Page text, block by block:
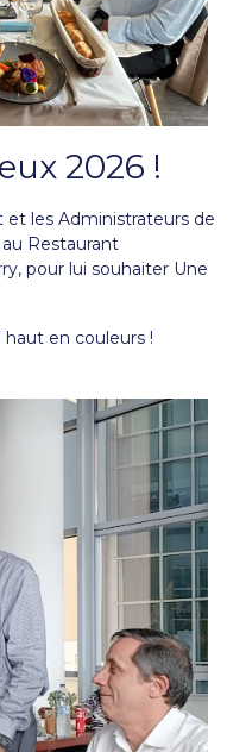
2026 !
et les Administrateurs de
Restaurant
pour lui souhaiter Une
en couleurs !